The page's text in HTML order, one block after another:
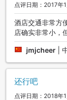
点评日期：2017年
酒店交通非常方
店确实非常小，
jmjcheer
还行吧
点评日期：2018年